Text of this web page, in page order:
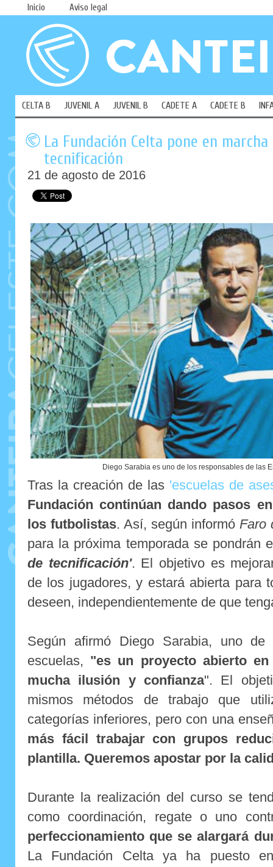
Inicio Aviso legal
CELTA B JUVENIL A JUVENIL B CADETE A CADETE B
La Fundación Celta pone en
tecnificación
21 de agosto de 2016
Diego Sarabia es uno de los responsables de las
Tras la creación de las 'escuelas de
Fundación continúan dando pasos
los futbolistas. Así, según informó Faro
para la próxima temporada se pondrán
de tecnificación'. El objetivo es
de los jugadores, y estará abierta para
deseen, independientemente de que
Según afirmó Diego Sarabia, uno
escuelas, "es un proyecto abierto
mucha ilusión y confianza". El
mismos métodos de trabajo que
categorías inferiores, pero con una
más fácil trabajar con grupos
plantilla. Queremos apostar por la
Durante la realización del curso se
como coordinación, regate o uno
perfeccionamiento que se alargará
La Fundación Celta ya ha puesto